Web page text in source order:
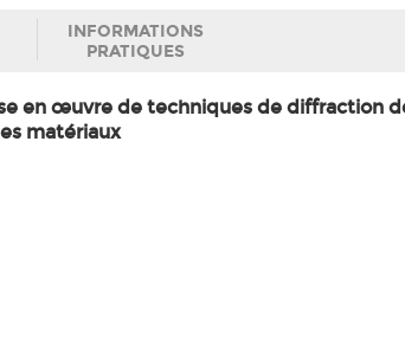
INFORMATIONS
PRATIQUES
en œuvre de techniques de diffraction
matériaux